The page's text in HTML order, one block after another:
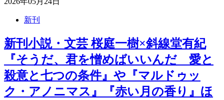
新刊
新刊小説・文芸 桜庭一樹×斜線堂有紀
『そうだ、君を憎めばいいんだ 愛と
殺意と七つの条件』や『マルドゥッ
ク・アノニマス』『赤い月の香り』ほ